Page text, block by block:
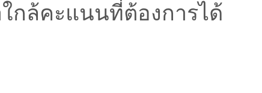
กล้คะแนนที่ต้องการได้